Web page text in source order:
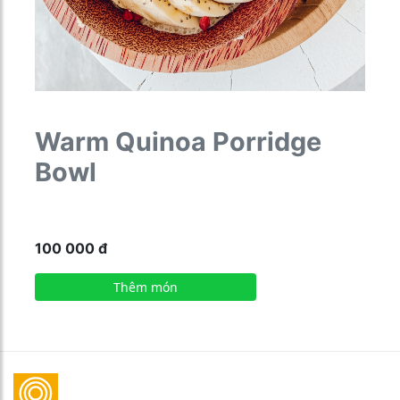
Warm Quinoa Porridge
Bowl
100 000 đ
Thêm món